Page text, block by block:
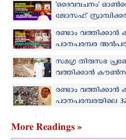
'ദൈവവചനം'
ജോസഫ്
പീറ്റര്‍
നടത്തും
രണ്ടാം
പഠനപരമ്പര
ശനിയാഴ്ച നടക്കുന്ന
സ്രാമ്പിക്കലിന്റെ
സമഗ്ര തിരുസഭ
വത്തിക്കാൻ
34ാമത്തെ ഓണ്‍ലൈന്‍
രണ്ടാം
പഠനപരമ്പരയിലെ
More Readings »